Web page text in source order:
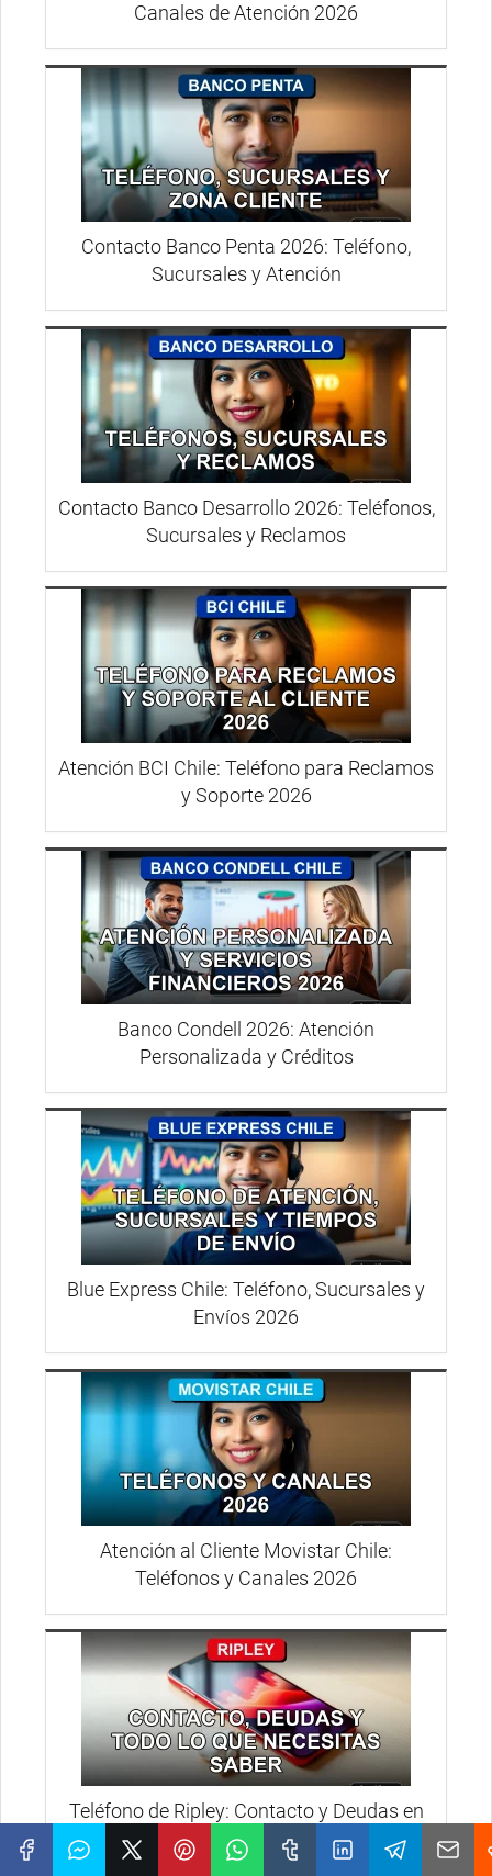
Canales de Atención 2026
Contacto Banco Penta 2026: Teléfono,
Sucursales y Atención
Contacto Banco Desarrollo 2026: Teléfonos,
Sucursales y Reclamos
Atención BCI Chile: Teléfono para Reclamos
y Soporte 2026
Banco Condell 2026: Atención
Personalizada y Créditos
Blue Express Chile: Teléfono, Sucursales y
Envíos 2026
Atención al Cliente Movistar Chile:
Teléfonos y Canales 2026
Teléfono de Ripley: Contacto y Deudas en
2026